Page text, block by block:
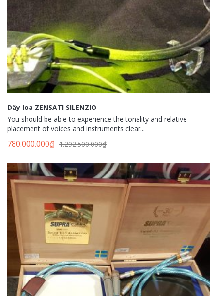
Dây loa ZENSATI SILENZIO
You should be able to experience the tonality and relative
placement of voices and instruments clear...
1.292.500.000₫
780.000.000₫